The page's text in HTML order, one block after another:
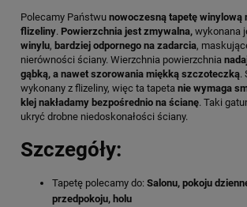
Polecamy Państwu nowoczesną tapetę winylową
flizeliny. Powierzchnia jest zmywalna, wykonana
winylu, bardziej odpornego na zadarcia,
nierówności ściany. Wierzchnia powierzchnia
gąbką, a nawet szorowania miękką szczoteczką.
wykonany z flizeliny, więc ta tapeta nie wymaga
klej nakładamy bezpośrednio na ścianę. Taki
ukryć drobne niedoskonałości ściany.
Szczegóły:
Tapetę polecamy do: Salonu, pokoju
przedpokoju, holu